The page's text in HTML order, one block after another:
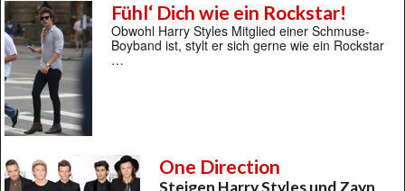
Fühl‘ Dich wie ein Rockstar!
Obwohl Harry Styles Mitglied einer Schmuse-
Boyband ist, stylt er sich gerne wie ein Rockstar
…
One Direction
Steigen Harry Styles und Zayn